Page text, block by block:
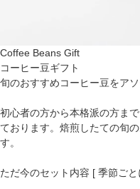
Coffee Beans Gift
コーヒー豆ギフト
旬のおすすめコーヒー豆をア
初心者の方から本格派の方ま
ております。焙煎したての旬
す。
ただ今のセット内容 [ 季節ご